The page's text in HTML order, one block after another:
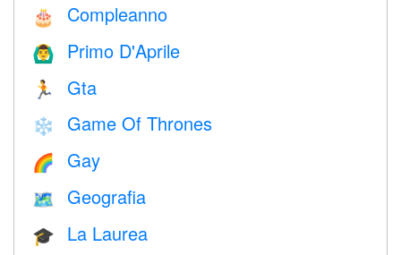
🎂 Compleanno
🙆‍♂️ Primo D'Aprile
🏃 Gta
❄️ Game Of Thrones
🌈 Gay
🗺 Geografia
🎓 La Laurea